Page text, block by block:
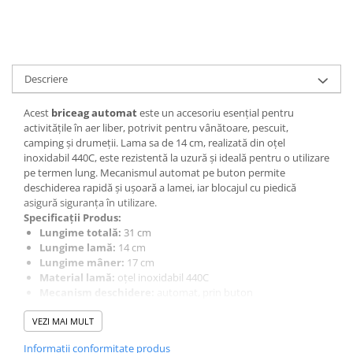
Descriere
Acest briceag automateste un accesoriu esențial pentru
activitățile în aer liber, potrivit pentru vânătoare, pescuit,
camping și drumeții. Lama sa de 14 cm, realizată din oțel
inoxidabil 440C, este rezistentă la uzură și ideală pentru o utilizare
pe termen lung. Mecanismul automat pe buton permite
deschiderea rapidă și ușoară a lamei, iar blocajul cu piedică
asigură siguranța în utilizare.
Specificații Produs:
Lungime totală: 31 cm
Lungime lamă: 14 cm
Lungime mâner: 17 cm
Material lamă: oțel inoxidabil 440C
Protecție degete:
VEZI MAI MULT
Informatii conformitate produs